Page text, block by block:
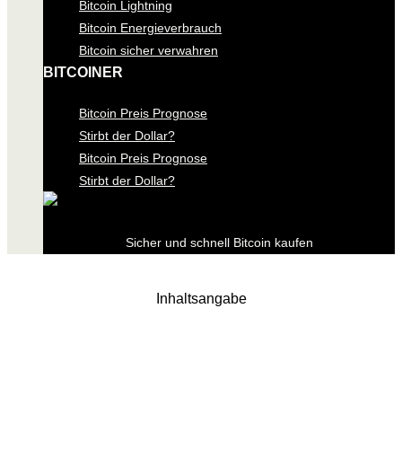
Bitcoin Lightning
Bitcoin Energieverbrauch
Bitcoin sicher verwahren
BITCOINER
Bitcoin Preis Prognose
Stirbt der Dollar?
Bitcoin Preis Prognose
Stirbt der Dollar?
Sicher und schnell Bitcoin kaufen
Inhaltsangabe